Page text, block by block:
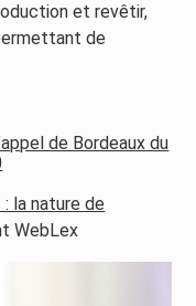
et revêtir,
de
de Bordeaux du
la nature de
WebLex